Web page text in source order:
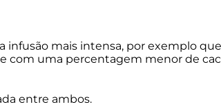
mais intensa, por exemplo
uma percentagem menor de
entre ambos.